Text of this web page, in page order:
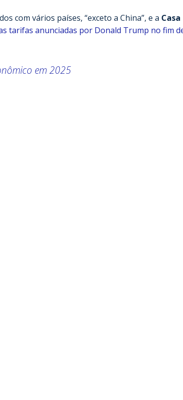
com vários países, “exceto a China”, e a Casa
tarifas anunciadas por Donald Trump no fim
em 2025